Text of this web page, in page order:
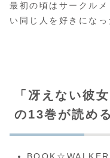
最初の頃はサークル
い同じ人を好きにな
「冴えない彼
の13巻が読め